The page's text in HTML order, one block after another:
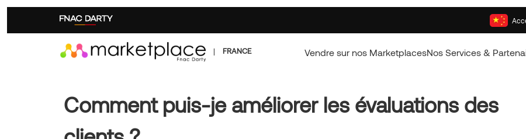
Aller
| FRANCE Vendre sur nos MarketplacesNos Services &
Comment puis-je améliorer les évaluations des